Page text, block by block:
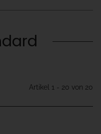
Artikel 1 - 20 von 20